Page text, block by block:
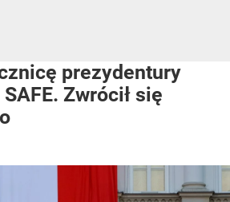
prezydentury
Zwrócił się